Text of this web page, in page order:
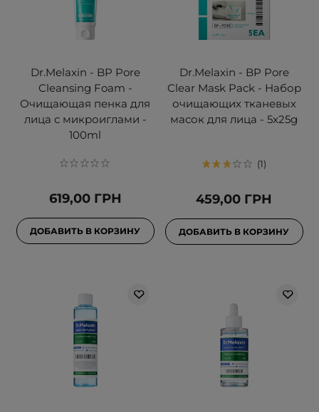
Dr.Melaxin - BP Pore
Cleansing Foam -
Очищающая пенка для
лица с микроиглами -
100ml
619,00 ГРН
ДОБАВИТЬ В КОРЗИНУ
Dr.Melaxin - BP Pore
Clear Mask Pack - Набор
очищающих тканевых
масок для лица - 5x25g
1
459,00 ГРН
ДОБАВИТЬ В КОРЗИНУ